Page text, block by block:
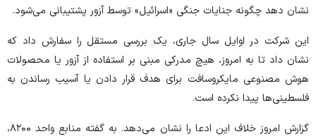
نشان دهد چگونه جنایات جنگی «اسرائیل» توسط آزور پشتیبانی می‌شود.
این شرکت در اوایل سال جاری، یک بررسی مستقل را سفارش داد که
نشان داد تا به امروز، هیچ مدرکی مبنی بر استفاده از آزور یا محصولات
هوش مصنوعی مایکروسافت برای هدف قرار دادن یا آسیب رساندن به
فلسطینی‌ها پیدا نکرده است.
گزارش امروز خلاف این ادعا را نشان می‌دهد. به گفته منابع واحد ۸۲۰۰،